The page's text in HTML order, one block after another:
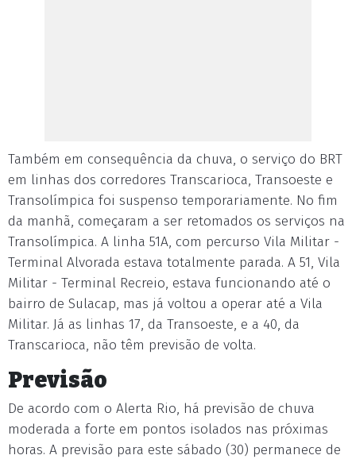
Também em consequência da chuva, o serviço do BRT
em linhas dos corredores Transcarioca, Transoeste e
Transolímpica foi suspenso temporariamente. No fim
da manhã, começaram a ser retomados os serviços na
Transolímpica. A linha 51A, com percurso Vila Militar -
Terminal Alvorada estava totalmente parada. A 51, Vila
Militar - Terminal Recreio, estava funcionando até o
bairro de Sulacap, mas já voltou a operar até a Vila
Militar. Já as linhas 17, da Transoeste, e a 40, da
Transcarioca, não têm previsão de volta.
Previsão
De acordo com o Alerta Rio, há previsão de chuva
moderada a forte em pontos isolados nas próximas
horas. A previsão para este sábado (30) permanece de